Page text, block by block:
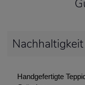
Nachhaltigkeit
Handgefertigte